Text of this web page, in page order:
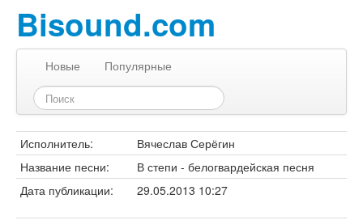
Bisound.com
Новые Популярные
Исполнитель:
Вячеслав Серёгин
Название песни:
В степи - белогвардейская песня
Дата публикации:
29.05.2013 10:27